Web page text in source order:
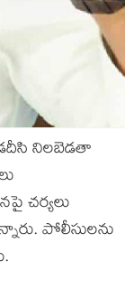
నిలబెడతా
చర్యలు
పోలీసులను